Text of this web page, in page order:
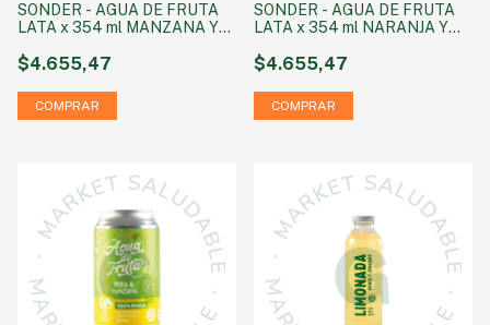
SONDER - AGUA DE FRUTA
LATA x 354 ml MANZANA Y
$4.655,47
SONDER - AGUA DE FRUTA
LATA x 354 ml NARANJA Y
$4.655,47